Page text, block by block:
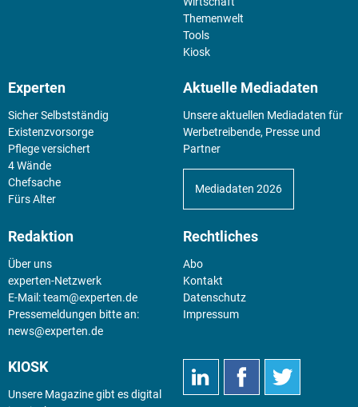
Themenwelt
Tools
Kiosk
Experten
Sicher Selbstständig
Existenz­vorsorge
Pflege versichert
4 Wände
Chefsache
Fürs Alter
Aktuelle Mediadaten
Unsere aktuellen Mediadaten für
Werbetreibende, Presse und
Partner
Mediadaten 2026
Redaktion
Über uns
experten-Netzwerk
E-Mail:team@experten.de
Pressemeldungen bitte an:
news@experten.de
Rechtliches
Abo
Kontakt
Datenschutz
Impressum
KIOSK
Unsere Magazine gibt es digital